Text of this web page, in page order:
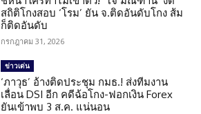
สถิติโกงสอบ ‘โรม’ ยัน จ.ติดอันดับโกง ส้ม
ก็ติดอันดับ
กรกฎาคม 31, 2026
ข่าวเด่น
‘ภาวุธ’ อ้างติดประชุม กมธ.! ส่งทีมงาน
เลื่อน DSI อีก คดีฉ้อโกง-ฟอกเงิน Forex
ยันเข้าพบ 3 ส.ค. แน่นอน